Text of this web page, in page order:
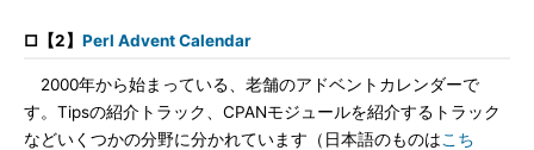
□【2】 Perl Advent Calendar
2000年から始まっている、老舗のアドベントカレンダーで
す。Tipsの紹介トラック、CPANモジュールを紹介するトラック
などいくつかの分野に分かれています（日本語のものはこち